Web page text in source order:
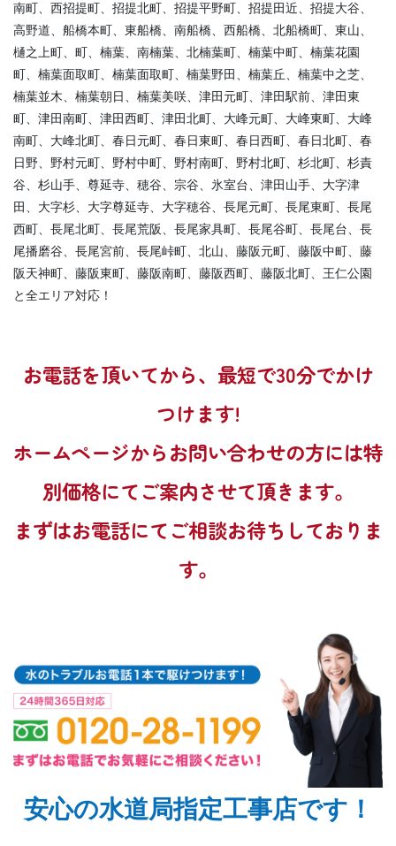
南町、西招提町、招提北町、招提平野町、招提田近、招提大谷、
高野道、船橋本町、東船橋、南船橋、西船橋、北船橋町、東山、
樋之上町、町、楠葉、南楠葉、北楠葉町、楠葉中町、楠葉花園
町、楠葉面取町、楠葉面取町、楠葉野田、楠葉丘、楠葉中之芝、
楠葉並木、楠葉朝日、楠葉美咲、津田元町、津田駅前、津田東
町、津田南町、津田西町、津田北町、大峰元町、大峰東町、大峰
南町、大峰北町、春日元町、春日東町、春日西町、春日北町、春
日野、野村元町、野村中町、野村南町、野村北町、杉北町、杉責
谷、杉山手、尊延寺、穂谷、宗谷、氷室台、津田山手、大字津
田、大字杉、大字尊延寺、大字穂谷、長尾元町、長尾東町、長尾
西町、長尾北町、長尾荒阪、長尾家具町、長尾谷町、長尾台、長
尾播磨谷、長尾宮前、長尾峠町、北山、藤阪元町、藤阪中町、藤
阪天神町、藤阪東町、藤阪南町、藤阪西町、藤阪北町、王仁公園
と全エリア対応！
お電話を頂いてから、最短で30分でかけ
つけます!
ホームページからお問い合わせの方には特
別価格にてご案内させて頂きます。
まずはお電話にてご相談お待ちしておりま
す。
安心の水道局指定工事店です！